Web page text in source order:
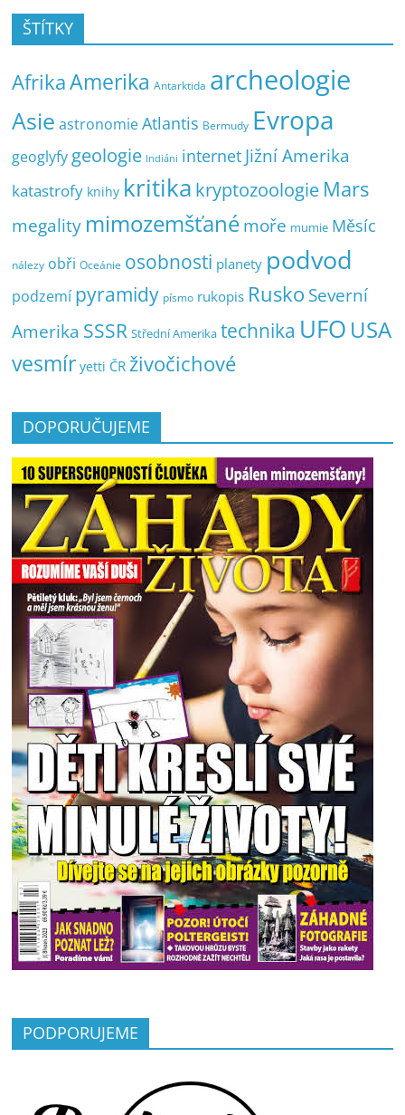
ŠTÍTKY
AfrikaAmerika Antarktida archeologie
Asie astronomie Atlantis Bermudy Evropa
geoglyfy geologie Indiáni internet Jižní Amerika
katastrofy knihy kritika kryptozoologie Mars
megality mimozemšťanémoře mumie Měsíc
nálezy obři Oceánie osobnosti planety podvod
podzemí pyramidy písmo rukopis Rusko Severní
Amerika SSSR Střední Amerika technika UFO USA
vesmír yetti ČR živočichové
DOPORUČUJEME
PODPORUJEME